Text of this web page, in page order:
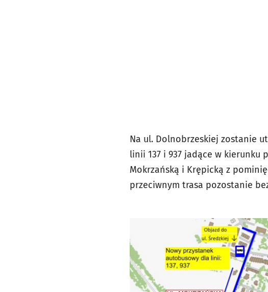
Na ul. Dolnobrzeskiej zostanie
linii 137 i 937 jadące w
Mokrzańską i Krępicką z
przeciwnym trasa pozostanie